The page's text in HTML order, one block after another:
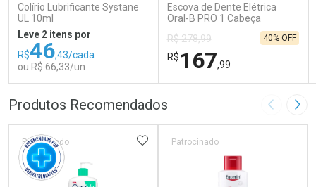
Colírio Lubrificante Systane
UL 10ml
Leve 2 itens por
R$46,43/cada
ou R$ 66,33/un
FECHAR
FECHAR
Por Menos
Escova de Dente Elétrica
Oral-B PRO 1 Cabeça
Redonda Recarregável 1
Unidade
R$ 278,99
R$167,99
40% OFF
Por Menos
Produtos Recomendados Imagem
Patrocinado ADICIONAR AOS FAVORITOS
Patrocinado